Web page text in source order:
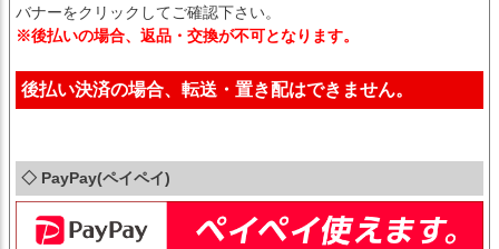
バナーをクリックしてご確認下さい。
※後払いの場合、返品・交換が不可となります。
後払い決済の場合、転送・置き配はできません。
◇ PayPay(ペイペイ)